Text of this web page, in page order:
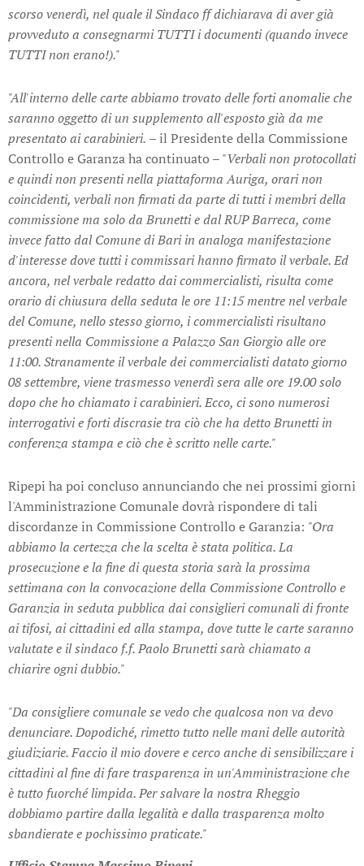
scorso venerdì, nel quale il Sindaco ff dichiarava di aver già
provveduto a consegnarmi TUTTI i documenti (quando invece
TUTTI non erano!)."
"All'interno delle carte abbiamo trovato delle forti anomalie che
saranno oggetto di un supplemento all'esposto già da me
presentato ai carabinieri. – il Presidente della Commissione
Controllo e Garanza ha continuato – "Verbali non protocollati
e quindi non presenti nella piattaforma Auriga, orari non
coincidenti, verbali non firmati da parte di tutti i membri della
commissione ma solo da Brunetti e dal RUP Barreca, come
invece fatto dal Comune di Bari in analoga manifestazione
d'interesse dove tutti i commissari hanno firmato il verbale. Ed
ancora, nel verbale redatto dai commercialisti, risulta come
orario di chiusura della seduta le ore 11:15 mentre nel verbale
del Comune, nello stesso giorno, i commercialisti risultano
presenti nella Commissione a Palazzo San Giorgio alle ore
11:00. Stranamente il verbale dei commercialisti datato giorno
08 settembre, viene trasmesso venerdì sera alle ore 19.00 solo
dopo che ho chiamato i carabinieri. Ecco, ci sono numerosi
interrogativi e forti discrasie tra ciò che ha detto Brunetti in
conferenza stampa e ciò che è scritto nelle carte."
Ripepi ha poi concluso annunciando che nei prossimi giorni
l'Amministrazione Comunale dovrà rispondere di tali
discordanze in Commissione Controllo e Garanzia: "Ora
abbiamo la certezza che la scelta è stata politica. La
prosecuzione e la fine di questa storia sarà la prossima
settimana con la convocazione della Commissione Controllo e
Garanzia in seduta pubblica dai consiglieri comunali di fronte
ai tifosi, ai cittadini ed alla stampa, dove tutte le carte saranno
valutate e il sindaco f.f. Paolo Brunetti sarà chiamato a
chiarire ogni dubbio."
"Da consigliere comunale se vedo che qualcosa non va devo
denunciare. Dopodiché, rimetto tutto nelle mani delle autorità
giudiziarie. Faccio il mio dovere e cerco anche di sensibilizzare i
cittadini al fine di fare trasparenza in un'Amministrazione che
è tutto fuorché limpida. Per salvare la nostra Rheggio
dobbiamo partire dalla legalità e dalla trasparenza molto
sbandierate e pochissimo praticate."